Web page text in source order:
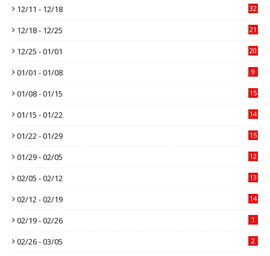
12/11 - 12/18 32
12/18 - 12/25 21
12/25 - 01/01 20
01/01 - 01/08 9
01/08 - 01/15 15
01/15 - 01/22 14
01/22 - 01/29 15
01/29 - 02/05 12
02/05 - 02/12 13
02/12 - 02/19 14
02/19 - 02/26 1
02/26 - 03/05 2